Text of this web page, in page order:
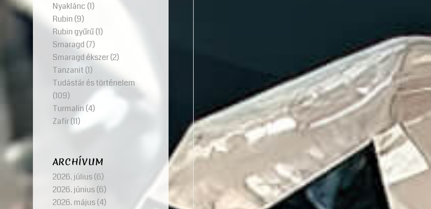
Nyaklánc (1)
Rubin (9)
Rubin gyűrű(1)
Smaragd (7)
Smaragd ékszer(2)
Tanzanit (1)
Tudástár és történelem
(109)
Turmalin (4)
Zafír(11)
ARCHÍVUM
2026. július(6)
2026. június(6)
2026. május(4)